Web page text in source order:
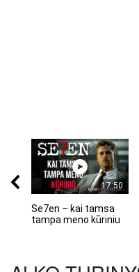
17:50
Se7en – kai tamsa
tampa meno kūriniu